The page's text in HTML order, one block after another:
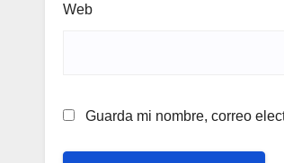
Web
Guarda mi nombre, correo